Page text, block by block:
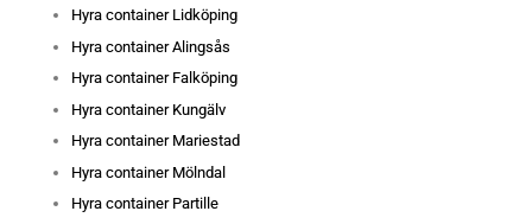
Hyra container Lidköping
Hyra container Alingsås
Hyra container Falköping
Hyra container Kungälv
Hyra container Mariestad
Hyra container Mölndal
Hyra container Partille